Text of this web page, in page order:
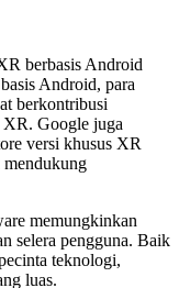
berbasis Android
Android, para
berkontribusi
XR. Google juga
versi khusus XR
memungkinkan
selera pengguna. Baik
teknologi,
luas.